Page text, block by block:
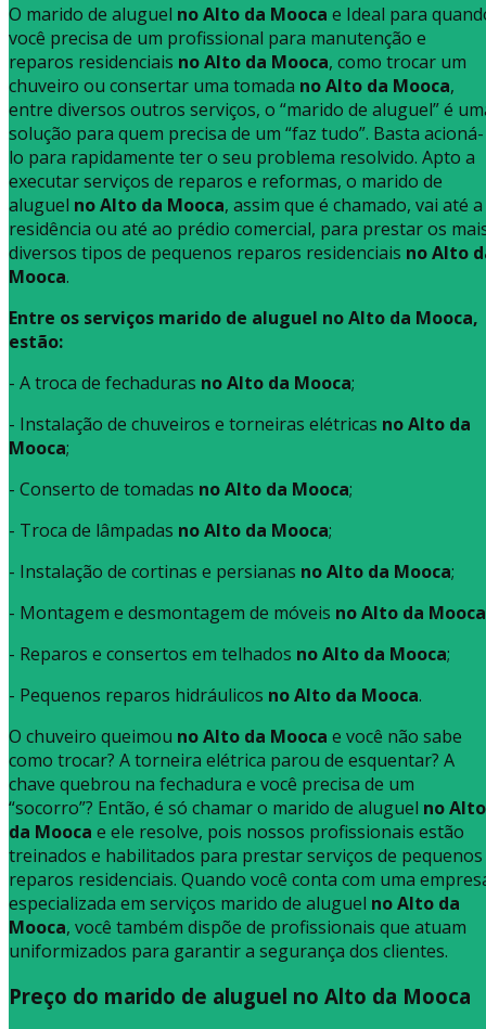
O marido de aluguel no Alto da Mooca e Ideal para
você precisa de um profissional para manutenção e
reparos residenciais no Alto da Mooca, como trocar um
chuveiro ou consertar uma tomada no Alto da Mooca,
entre diversos outros serviços, o “marido de aluguel” é
solução para quem precisa de um “faz tudo”. Basta acioná-
lo para rapidamente ter o seu problema resolvido. Apto a
executar serviços de reparos e reformas, o marido de
aluguel no Alto da Mooca, assim que é chamado, vai até a
residência ou até ao prédio comercial, para prestar os
diversos tipos de pequenos reparos residenciais no Alto
Mooca.
Entre os serviços marido de aluguel no Alto da Mooca,
estão:
- A troca de fechaduras no Alto da Mooca;
- Instalação de chuveiros e torneiras elétricas no Alto da
Mooca;
- Conserto de tomadas no Alto da Mooca;
- Troca de lâmpadas no Alto da Mooca;
- Instalação de cortinas e persianas no Alto da Mooca;
- Montagem e desmontagem de móveis no Alto da Mooca
- Reparos e consertos em telhados no Alto da Mooca;
- Pequenos reparos hidráulicos no Alto da Mooca.
O chuveiro queimou no Alto da Mooca e você não sabe
como trocar? A torneira elétrica parou de esquentar? A
chave quebrou na fechadura e você precisa de um
“socorro”? Então, é só chamar o marido de aluguel no Alto
da Mooca e ele resolve, pois nossos profissionais estão
treinados e habilitados para prestar serviços de pequenos
reparos residenciais. Quando você conta com uma
especializada em serviços marido de aluguel no Alto da
Mooca, você também dispõe de profissionais que atuam
uniformizados para garantir a segurança dos clientes.
Preço do marido de aluguel no Alto da Mooca